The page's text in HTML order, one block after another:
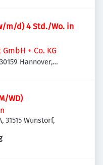
m/d) 4 Std./Wo. in
+ Co. KG
Hannover,
WD)
31515 Wunstorf,